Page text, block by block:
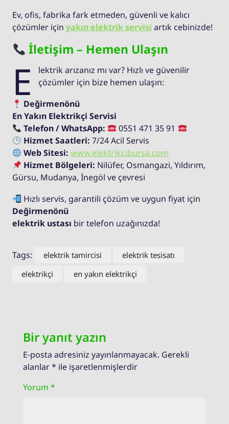
Ev, ofis, fabrika fark etmeden, güvenli ve kalıcı
çözümler için yakın elektrik servisi artık cebinizde!
İletişim – Hemen Ulaşın
E
lektrik arızanız mı var? Hızlı ve güvenilir
çözümler için bize hemen ulaşın:
Değirmenönü
En Yakın Elektrikçi Servisi
Telefon / WhatsApp:
0551 471 35 91
Hizmet Saatleri: 7/24 Acil Servis
Web Sitesi: www.elektrikcibursa.com
Hizmet Bölgeleri: Nilüfer, Osmangazi, Yıldırım,
Gürsu, Mudanya, İnegöl ve çevresi
Hızlı servis, garantili çözüm ve uygun fiyat için
Değirmenönü
elektrik ustası bir telefon uzağınızda!
Tags: elektrik tamircisi
elektrik tesisatı
elektrikçi
en yakın elektrikçi
Bir yanıt yazın
E-posta adresiniz yayınlanmayacak. Gerekli
alanlar* ile işaretlenmişlerdir
Yorum *